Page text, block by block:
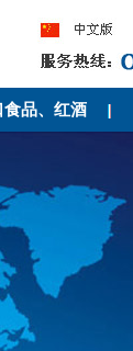
食品、红酒